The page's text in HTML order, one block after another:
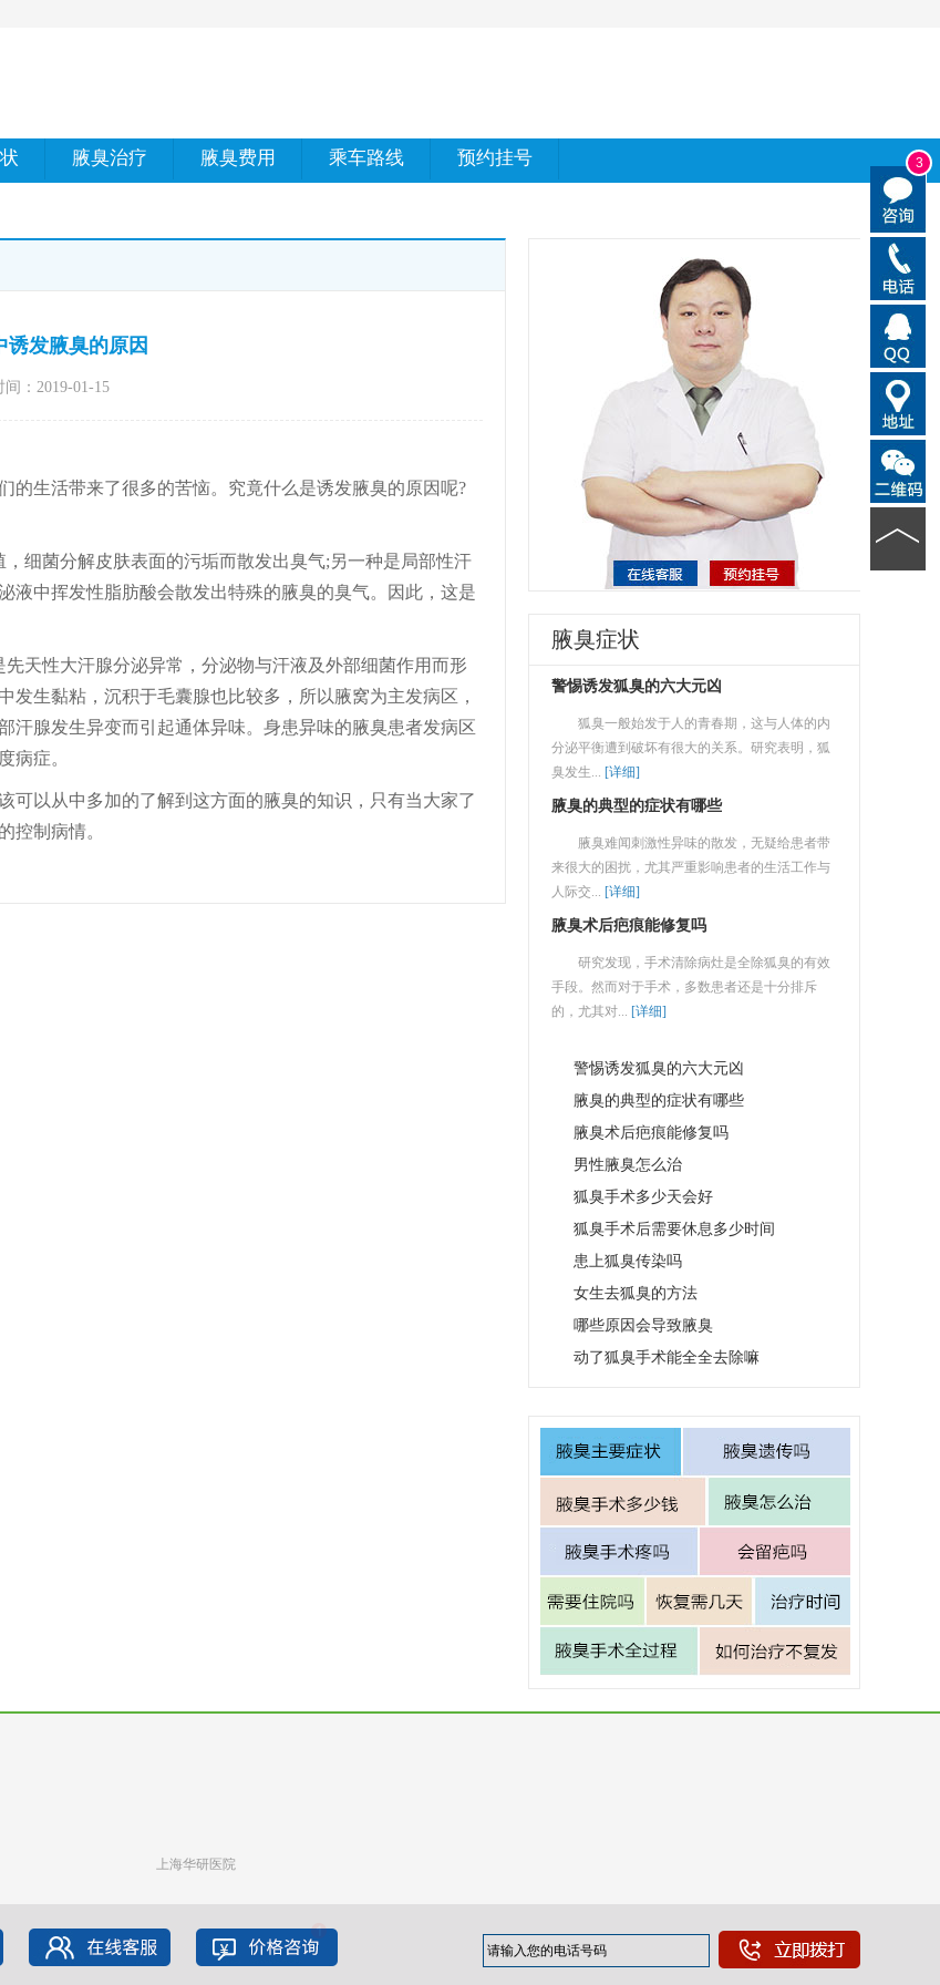
3
腋臭治疗 腋臭费用 乘车路线 预约挂号
诱发腋臭的原因
间：2019-01-15
的生活带来了很多的苦恼。究竟什么是诱发腋臭的原因呢?
细菌分解皮肤表面的污垢而散发出臭气;另一种是局部性汗
液中挥发性脂肪酸会散发出特殊的腋臭的臭气。因此，这是
天性大汗腺分泌异常，分泌物与汗液及外部细菌作用而形
生黏粘，沉积于毛囊腺也比较多，所以腋窝为主发病区，
汗腺发生异变而引起通体异味。身患异味的腋臭患者发病区
病症。
可以从中多加的了解到这方面的腋臭的知识，只有当大家了
控制病情。
腋臭症状
警惕诱发狐臭的六大元凶
狐臭一般始发于人的青春期，这与人体的内
分泌平衡遭到破坏有很大的关系。研究表明，狐
臭发生... [详细]
腋臭的典型的症状有哪些
腋臭难闻刺激性异味的散发，无疑给患者带
来很大的困扰，尤其严重影响患者的生活工作与
人际交... [详细]
腋臭术后疤痕能修复吗
研究发现，手术清除病灶是全除狐臭的有效
手段。然而对于手术，多数患者还是十分排斥
的，尤其对... [详细]
警惕诱发狐臭的六大元凶
腋臭的典型的症状有哪些
腋臭术后疤痕能修复吗
男性腋臭怎么治
狐臭手术多少天会好
狐臭手术后需要休息多少时间
患上狐臭传染吗
女生去狐臭的方法
哪些原因会导致腋臭
动了狐臭手术能全全去除嘛
上海华研医院